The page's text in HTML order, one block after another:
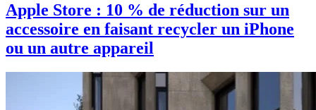
Apple Store : 10 % de réduction sur un
accessoire en faisant recycler un iPhone
ou un autre appareil